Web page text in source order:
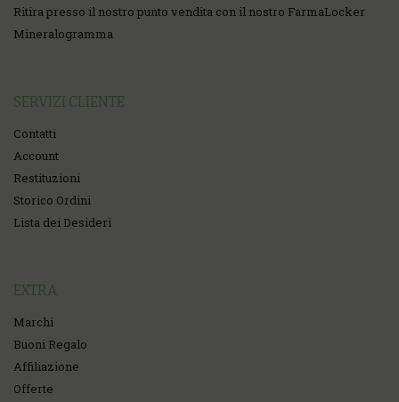
Ritira presso il nostro punto vendita con il nostro FarmaLocker
Mineralogramma
SERVIZI CLIENTE
Contatti
Account
Restituzioni
Storico Ordini
Lista dei Desideri
EXTRA
Marchi
Buoni Regalo
Affiliazione
Offerte